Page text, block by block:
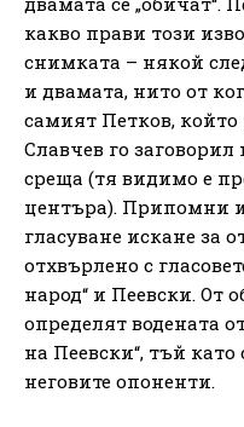
какво прави този
снимката – някой
и двамата, нито от
самият Петков,
Славчев го
среща (тя видимо е
центъра). Припомни
гласуване искане за
отхвърлено с
народ“ и Пеевски. От
определят водената
на Пеевски“, тъй
неговите опоненти.